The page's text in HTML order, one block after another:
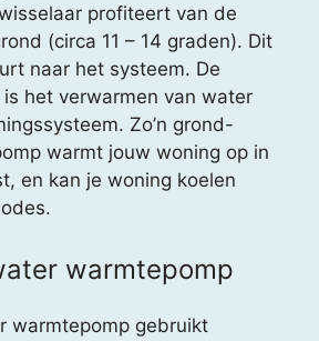
profiteert van de
(circa 11 – 14 graden). Dit
naar het systeem. De
het verwarmen van water
Zo’n grond-
warmt jouw woning op in
en kan je woning koelen
warmtepomp
warmtepomp gebruikt